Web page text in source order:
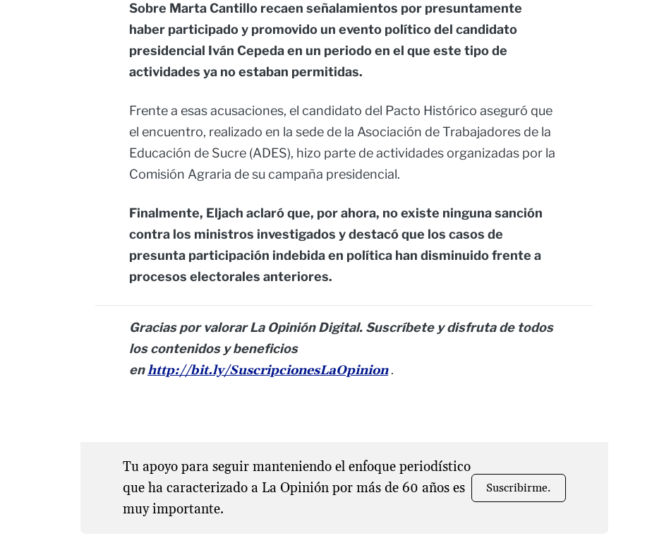
Sobre Marta Cantillo recaen señalamientos por presuntamente
haber participado y promovido un evento político del candidato
presidencial Iván Cepeda en un periodo en el que este tipo de
actividades ya no estaban permitidas.
Frente a esas acusaciones, el candidato del Pacto Histórico aseguró que
el encuentro, realizado en la sede de la Asociación de Trabajadores de la
Educación de Sucre (ADES), hizo parte de actividades organizadas por la
Comisión Agraria de su campaña presidencial.
Finalmente, Eljach aclaró que, por ahora, no existe ninguna sanción
contra los ministros investigados y destacó que los casos de
presunta participación indebida en política han disminuido frente a
procesos electorales anteriores.
Gracias por valorar La Opinión Digital. Suscríbete y disfruta de todos
los contenidos y beneficios
enhttp://bit.ly/SuscripcionesLaOpinion.
Tu apoyo para seguir manteniendo el enfoque periodístico
que ha caracterizado a La Opinión por más de 60 años es
muy importante.
Suscribirme.